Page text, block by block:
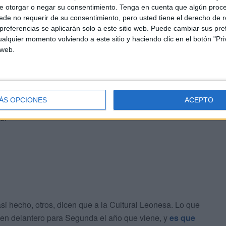
otorgar o negar su consentimiento. Tenga en cuenta que algún
no requerir de su consentimiento, pero usted tiene el derecho de
se aplicarán solo a este sitio web. Puede cambiar sus
momento volviendo a este sitio y haciendo clic en el botón
OPCIONES ACEPTO
de aliento. Gracias por abrirme las puertas de
los trabajadores, cuerpos técnicos, fisios, personal del
parte de esta gran familia. Me voy con el corazón lleno
tres años increíbles.
a crecer al Eldense y yo crecer con el. Creo que
conmigo. Hasta pronto. Siempre ¡Aúpa Deportivo!”,
hecho, otros, dicen que a la Cultural Leonesa. Lo que
delantero para Segunda el año que viene, yes que